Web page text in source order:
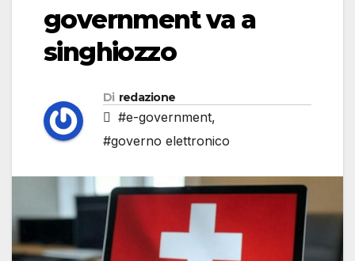
government va a
singhiozzo
Di redazione
#e-government,
#governo elettronico